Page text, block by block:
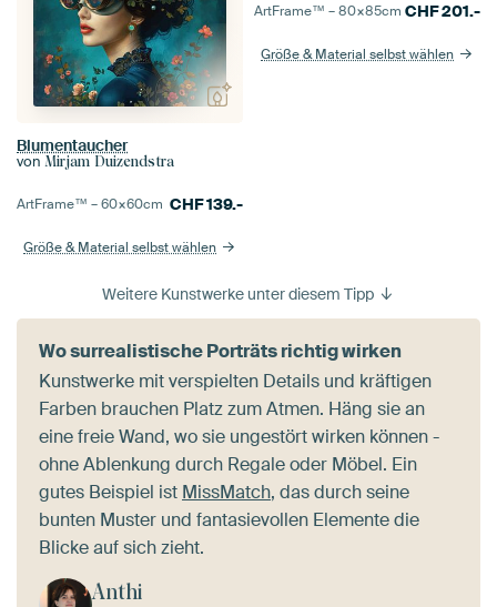
Blumentaucher
von Mirjam Duizendstra
ArtFrame™ –60×60cm CHF139.-
Größe & Material selbst wählen
ArtFrame™ –80×85cm CHF201.-
Größe & Material selbst wählen
Weitere Kunstwerke unter diesem Tipp
Wo surrealistische Porträts richtig wirken
Kunstwerke mit verspielten Details und kräftigen
Farben brauchen Platz zum Atmen. Häng sie an
eine freie Wand, wo sie ungestört wirken können -
ohne Ablenkung durch Regale oder Möbel. Ein
gutes Beispiel ist MissMatch, das durch seine
bunten Muster und fantasievollen Elemente die
Blicke auf sich zieht.
Anthi